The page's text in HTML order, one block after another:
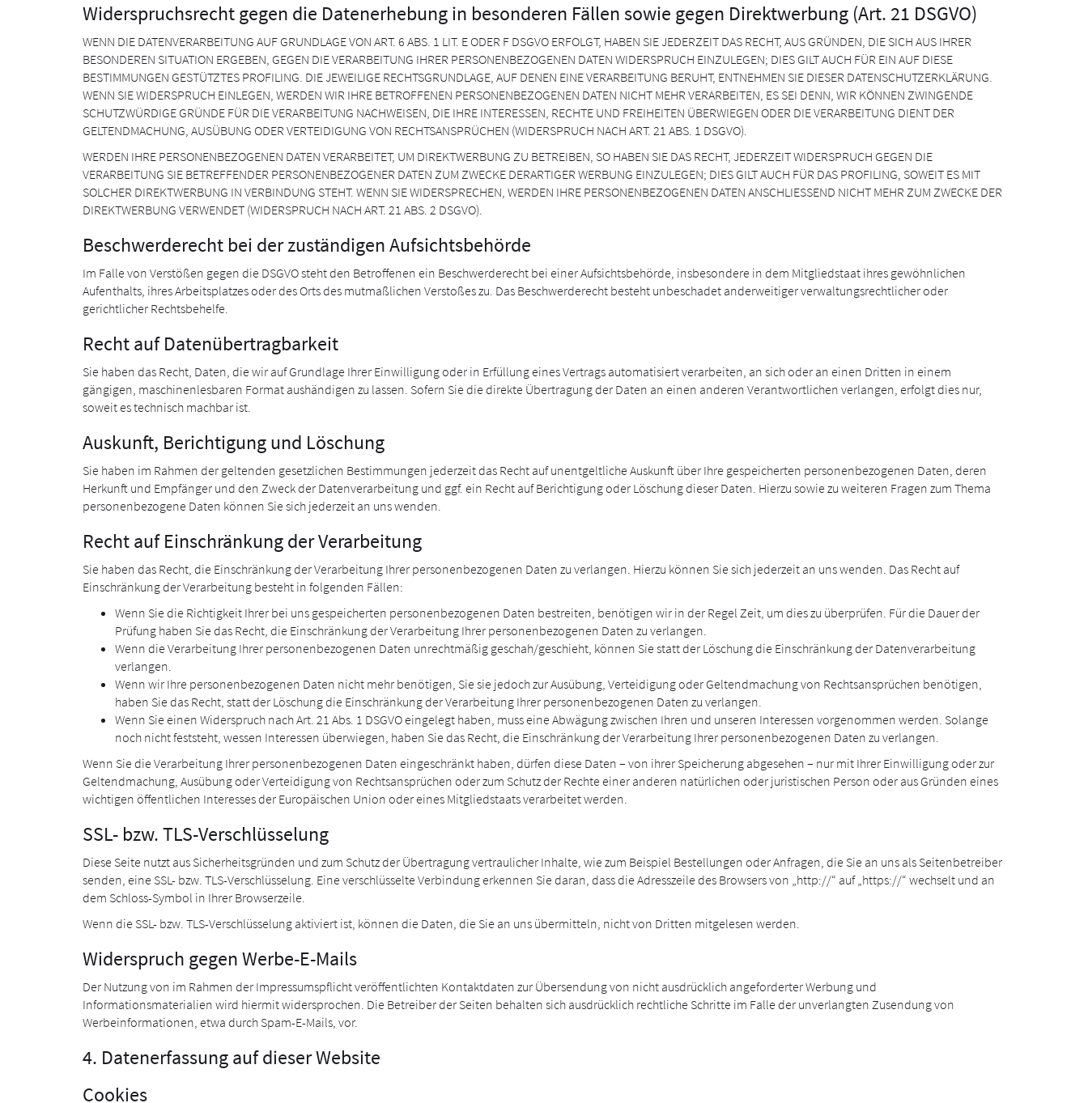
Widerspruchsrecht gegen die Datenerhebung in besonderen Fällen sowie gegen Direktwerbung (Art. 21 DSGVO)
WENN DIE DATENVERARBEITUNG AUF GRUNDLAGE VON ART. 6 ABS. 1 LIT. E ODER F DSGVO ERFOLGT, HABEN SIE JEDERZEIT DAS RECHT, AUS GRÜNDEN, DIE SICH AUS IHRER
BESONDEREN SITUATION ERGEBEN, GEGEN DIE VERARBEITUNG IHRER PERSONENBEZOGENEN DATEN WIDERSPRUCH EINZULEGEN; DIES GILT AUCH FÜR EIN AUF DIESE
BESTIMMUNGEN GESTÜTZTES PROFILING. DIE JEWEILIGE RECHTSGRUNDLAGE, AUF DENEN EINE VERARBEITUNG BERUHT, ENTNEHMEN SIE DIESER DATENSCHUTZERKLÄRUNG.
WENN SIE WIDERSPRUCH EINLEGEN, WERDEN WIR IHRE BETROFFENEN PERSONENBEZOGENEN DATEN NICHT MEHR VERARBEITEN, ES SEI DENN, WIR KÖNNEN ZWINGENDE
SCHUTZWÜRDIGE GRÜNDE FÜR DIE VERARBEITUNG NACHWEISEN, DIE IHRE INTERESSEN, RECHTE UND FREIHEITEN ÜBERWIEGEN ODER DIE VERARBEITUNG DIENT DER
GELTENDMACHUNG, AUSÜBUNG ODER VERTEIDIGUNG VON RECHTSANSPRÜCHEN (WIDERSPRUCH NACH ART. 21 ABS. 1 DSGVO).
WERDEN IHRE PERSONENBEZOGENEN DATEN VERARBEITET, UM DIREKTWERBUNG ZU BETREIBEN, SO HABEN SIE DAS RECHT, JEDERZEIT WIDERSPRUCH GEGEN DIE
VERARBEITUNG SIE BETREFFENDER PERSONENBEZOGENER DATEN ZUM ZWECKE DERARTIGER WERBUNG EINZULEGEN; DIES GILT AUCH FÜR DAS PROFILING, SOWEIT ES MIT
SOLCHER DIREKTWERBUNG IN VERBINDUNG STEHT. WENN SIE WIDERSPRECHEN, WERDEN IHRE PERSONENBEZOGENEN DATEN ANSCHLIESSEND NICHT MEHR ZUM ZWECKE DER
DIREKTWERBUNG VERWENDET (WIDERSPRUCH NACH ART. 21 ABS. 2 DSGVO).
Beschwerde­recht bei der zuständigen Aufsichts­behörde
Im Falle von Verstößen gegen die DSGVO steht den Betroffenen ein Beschwerderecht bei einer Aufsichtsbehörde, insbesondere in dem Mitgliedstaat ihres gewöhnlichen
Aufenthalts, ihres Arbeitsplatzes oder des Orts des mutmaßlichen Verstoßes zu. Das Beschwerderecht besteht unbeschadet anderweitiger verwaltungsrechtlicher oder
gerichtlicher Rechtsbehelfe.
Recht auf Daten­übertrag­barkeit
Sie haben das Recht, Daten, die wir auf Grundlage Ihrer Einwilligung oder in Erfüllung eines Vertrags automatisiert verarbeiten, an sich oder an einen Dritten in einem
gängigen, maschinenlesbaren Format aushändigen zu lassen. Sofern Sie die direkte Übertragung der Daten an einen anderen Verantwortlichen verlangen, erfolgt dies nur,
soweit es technisch machbar ist.
Auskunft, Berichtigung und Löschung
Sie haben im Rahmen der geltenden gesetzlichen Bestimmungen jederzeit das Recht auf unentgeltliche Auskunft über Ihre gespeicherten personenbezogenen Daten, deren
Herkunft und Empfänger und den Zweck der Datenverarbeitung und ggf. ein Recht auf Berichtigung oder Löschung dieser Daten. Hierzu sowie zu weiteren Fragen zum Thema
personenbezogene Daten können Sie sich jederzeit an uns wenden.
Recht auf Einschränkung der Verarbeitung
Sie haben das Recht, die Einschränkung der Verarbeitung Ihrer personenbezogenen Daten zu verlangen. Hierzu können Sie sich jederzeit an uns wenden. Das Recht auf
Einschränkung der Verarbeitung besteht in folgenden Fällen:
Wenn Sie die Richtigkeit Ihrer bei uns gespeicherten personenbezogenen Daten bestreiten, benötigen wir in der Regel Zeit, um dies zu überprüfen. Für die Dauer der
Prüfung haben Sie das Recht, die Einschränkung der Verarbeitung Ihrer personenbezogenen Daten zu verlangen.
Wenn die Verarbeitung Ihrer personenbezogenen Daten unrechtmäßig geschah/geschieht, können Sie statt der Löschung die Einschränkung der Datenverarbeitung
verlangen.
Wenn wir Ihre personenbezogenen Daten nicht mehr benötigen, Sie sie jedoch zur Ausübung, Verteidigung oder Geltendmachung von Rechtsansprüchen benötigen,
haben Sie das Recht, statt der Löschung die Einschränkung der Verarbeitung Ihrer personenbezogenen Daten zu verlangen.
Wenn Sie einen Widerspruch nach Art. 21 Abs. 1 DSGVO eingelegt haben, muss eine Abwägung zwischen Ihren und unseren Interessen vorgenommen werden. Solange
noch nicht feststeht, wessen Interessen überwiegen, haben Sie das Recht, die Einschränkung der Verarbeitung Ihrer personenbezogenen Daten zu verlangen.
Wenn Sie die Verarbeitung Ihrer personenbezogenen Daten eingeschränkt haben, dürfen diese Daten – von ihrer Speicherung abgesehen – nur mit Ihrer Einwilligung oder zur
Geltendmachung, Ausübung oder Verteidigung von Rechtsansprüchen oder zum Schutz der Rechte einer anderen natürlichen oder juristischen Person oder aus Gründen eines
wichtigen öffentlichen Interesses der Europäischen Union oder eines Mitgliedstaats verarbeitet werden.
SSL- bzw. TLS-Verschlüsselung
Diese Seite nutzt aus Sicherheitsgründen und zum Schutz der Übertragung vertraulicher Inhalte, wie zum Beispiel Bestellungen oder Anfragen, die Sie an uns als Seitenbetreiber
senden, eine SSL- bzw. TLS-Verschlüsselung. Eine verschlüsselte Verbindung erkennen Sie daran, dass die Adresszeile des Browsers von „http://“ auf „https://“ wechselt und an
dem Schloss-Symbol in Ihrer Browserzeile.
Wenn die SSL- bzw. TLS-Verschlüsselung aktiviert ist, können die Daten, die Sie an uns übermitteln, nicht von Dritten mitgelesen werden.
Widerspruch gegen Werbe-E-Mails
Der Nutzung von im Rahmen der Impressumspflicht veröffentlichten Kontaktdaten zur Übersendung von nicht ausdrücklich angeforderter Werbung und
Informationsmaterialien wird hiermit widersprochen. Die Betreiber der Seiten behalten sich ausdrücklich rechtliche Schritte im Falle der unverlangten Zusendung von
Werbeinformationen, etwa durch Spam-E-Mails, vor.
4. Datenerfassung auf dieser Website
Cookies